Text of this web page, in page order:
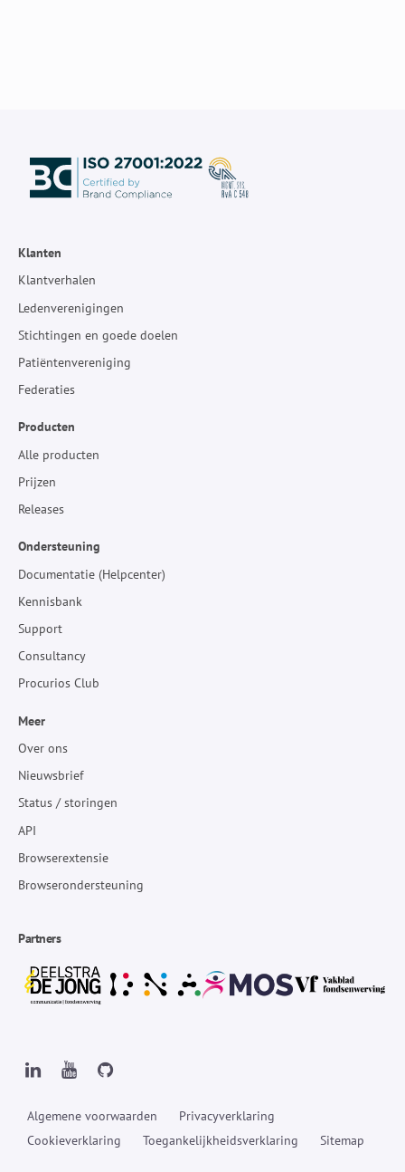
Klanten
Klantverhalen
Ledenverenigingen
Stichtingen en goede doelen
Patiëntenvereniging
Federaties
Producten
Alle producten
Prijzen
Releases
Ondersteuning
Documentatie (Helpcenter)
Kennisbank
Support
Consultancy
Procurios Club
Meer
Over ons
Nieuwsbrief
Status / storingen
API
Browserextensie
Browserondersteuning
Partners
Algemene voorwaarden
Privacyverklaring
Cookieverklaring
Toegankelijkheidsverklaring Sitemap